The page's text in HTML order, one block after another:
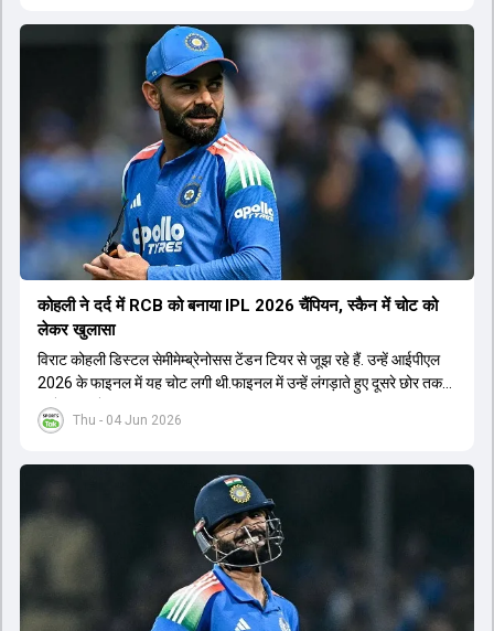
Thu - 04 Jun 2026
कोहली ने दर्द में RCB को बनाया IPL 2026 चैंप‍ियन, स्कैन में चोट को
लेकर खुलासा
विराट कोहली डिस्टल सेमीमेम्ब्रेनोसस टेंडन टियर से जूझ रहे हैं. उन्हें आईपीएल
2026 के फाइनल में यह चोट लगी थी.फाइनल में उन्हें लंगड़ाते हुए दूसरे छोर तक
जाते हुए भी देखा गया था.